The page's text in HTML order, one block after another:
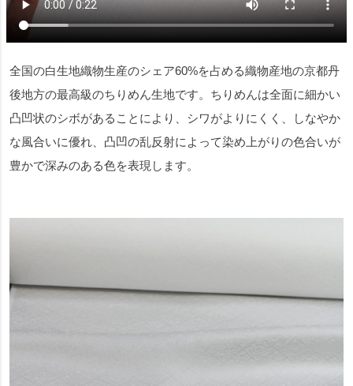
全国の白生地織物生産のシェア60%を占める織物産地の京都丹
後地方の最高級のちりめん生地です。ちりめんは全面に細かい
凸凹状のシボがあることにより、シワがよりにくく、しなやか
な風合いに優れ、凸凹の乱反射によって染め上がりの色合いが
豊かで深みのある色を表現します。